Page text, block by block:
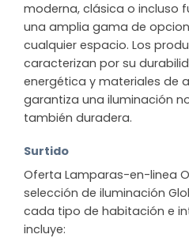
moderna, clásica o incluso
una amplia gama de
cualquier espacio. Los
caracterizan por su
energética y materiales de
garantiza una iluminación
también duradera.
Surtido
Oferta Lamparas-en-linea
selección de iluminación
cada tipo de habitación e
incluye: